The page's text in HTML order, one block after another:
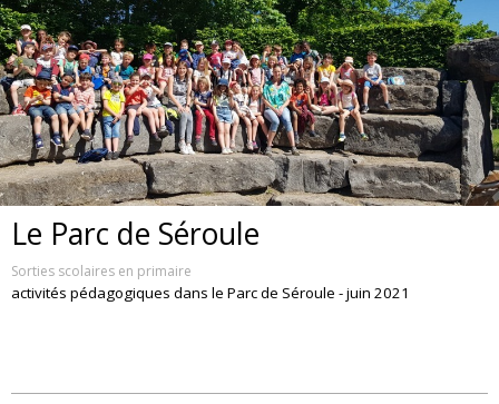
Le Parc de Séroule
Sorties scolaires en primaire
activités pédagogiques dans le Parc de Séroule - juin 2021